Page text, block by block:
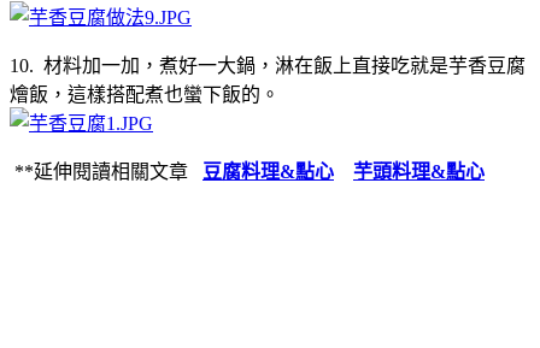
10. 材料加一加，煮好一大鍋，淋在飯上直接吃就是芋香豆腐
燴飯，這樣搭配煮也蠻下飯的。
**延伸閱讀相關文章 豆腐料理&點心 芋頭料理&點心